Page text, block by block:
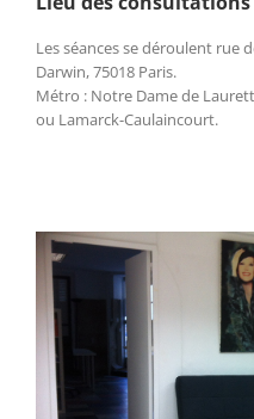
Les séances se déroulent rue
Darwin, 75018 Paris.
Métro : Notre Dame de
ou Lamarck-Caulaincourt.